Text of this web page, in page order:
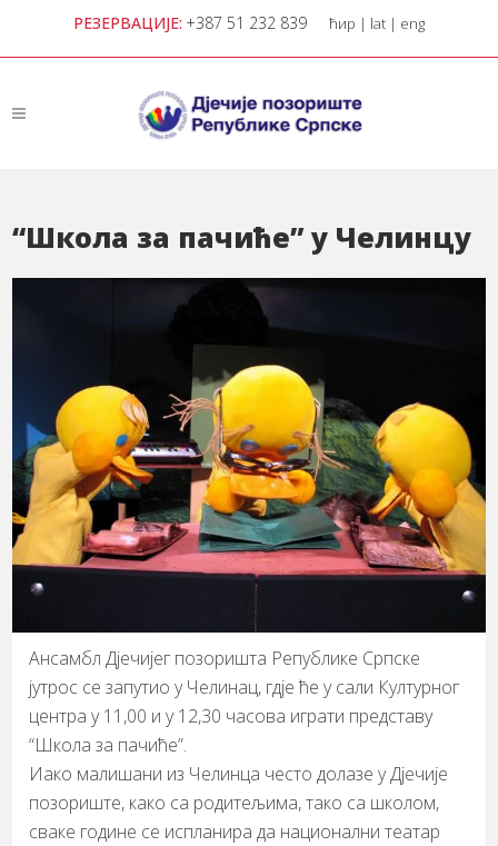
РЕЗЕРВАЦИЈЕ: +387 51 232 839 ћир | lat | eng
“Школа за пачиће” у Челинцу
​Ансамбл Дјечијег позоришта Републике Српске
јутрос се запутио у Челинац, гдје ће у сали Културног
центра у 11,00 и у 12,30 часова играти представу
“Школа за пачиће”.
​Иако малишани из Челинца често долазе у Дјечије
позориште, како са родитељима, тако са школом,
сваке године се испланира да национални театар